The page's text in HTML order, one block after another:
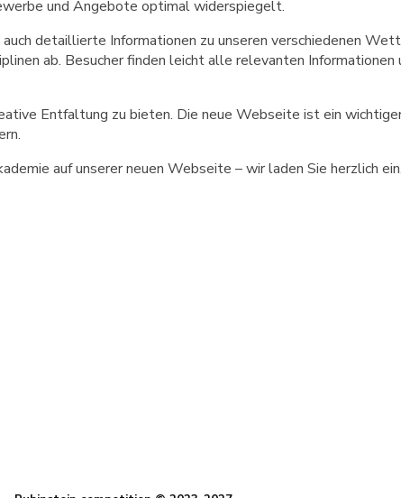
und Angebote optimal widerspiegelt.
detaillierte Informationen zu unseren verschiedenen
ab. Besucher finden leicht alle relevanten Informationen
Entfaltung zu bieten. Die neue Webseite ist ein
auf unserer neuen Webseite – wir laden Sie herzlich